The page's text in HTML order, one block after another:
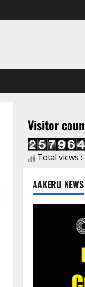
Visitor
Total views :
AAKERU NEWS